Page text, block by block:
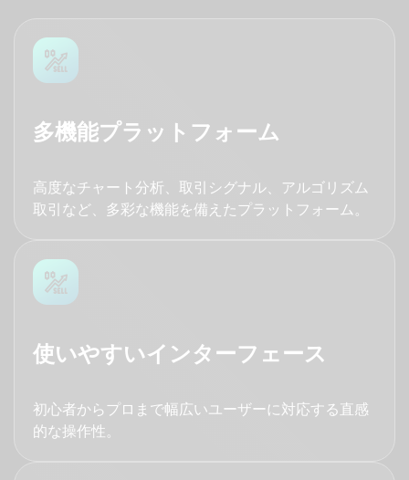
多機能プラットフォーム
⾼度なチャート分析、取引シグナル、アルゴリズム
取引など、多彩な機能を備えたプラットフォーム。
使いやすいインターフェース
初⼼者からプロまで幅広いユーザーに対応する直感
的な操作性。